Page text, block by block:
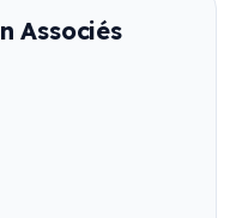
Associés